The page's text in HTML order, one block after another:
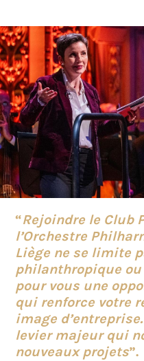
“Rejoindre le Club
l’Orchestre
Liège ne se limite
philanthropique ou
pour vous une
qui renforce votre
image
levier majeur qui
nouveaux projets”.